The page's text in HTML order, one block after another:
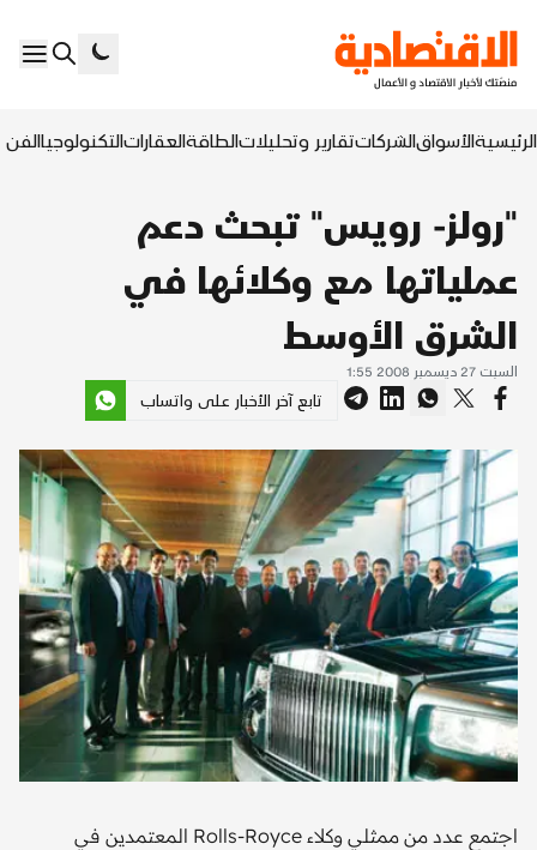
الرئيسيةالأسواقالشركاتتقارير وتحليلاتالطاقةالعقاراتالتكنولوجياالفن
"رولز- رويس" تبحث دعم
عملياتها مع وكلائها في
الشرق الأوسط
السبت 27 ديسمبر 2008 1:55
تابع آخر الأخبار على واتساب
اجتمع عدد من ممثلي وكلاء Rolls-Royce المعتمدين في